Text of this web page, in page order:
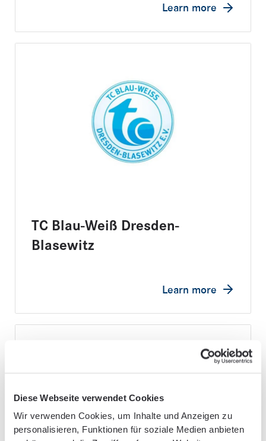
Diese Webseite verwendet Cookies
Wir verwenden Cookies, um Inhalte und Anzeigen zu
personalisieren, Funktionen für soziale Medien anbieten
Learn more
TC Blau-Weiß Dresden-
Blasewitz
Learn more